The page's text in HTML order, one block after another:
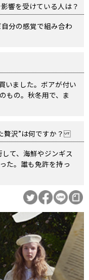
響を受けている人は？
分の感覚で組み合わ
いました。ボアが付い
もの。秋冬用で、ま
沢”は何ですか？
て、海鮮やジンギス
た。誰も免許を持っ